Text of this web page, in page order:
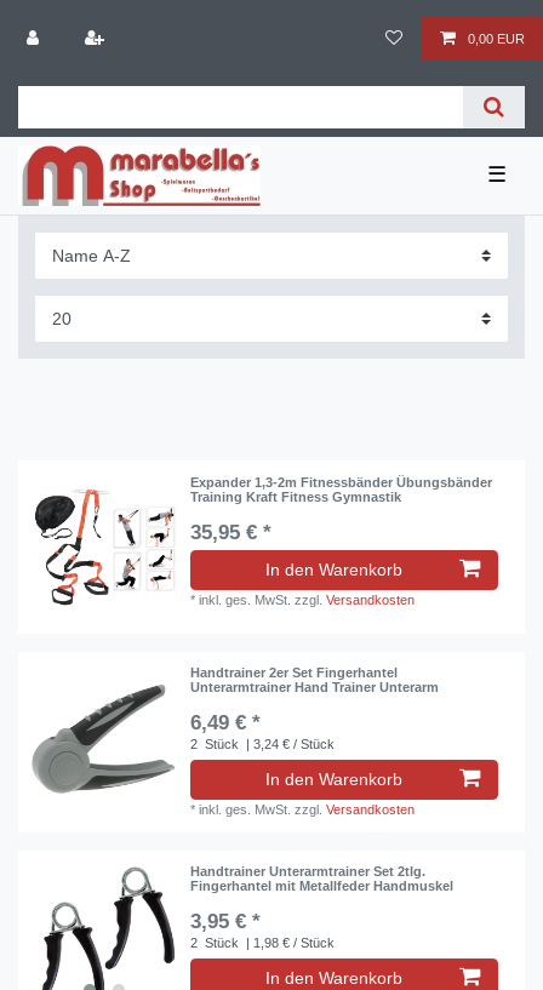
0,00 EUR
☰
Expander 1,3-2m Fitnessbänder Übungsbänder
Training Kraft Fitness Gymnastik
35,95 € *
In den Warenkorb
*inkl. ges. MwSt. zzgl.Versandkosten
Handtrainer 2er Set Fingerhantel
Unterarmtrainer Hand Trainer Unterarm
6,49 € *
2 Stück | 3,24 € / Stück
In den Warenkorb
*inkl. ges. MwSt. zzgl.Versandkosten
Handtrainer Unterarmtrainer Set 2tlg.
Fingerhantel mit Metallfeder Handmuskel
3,95 € *
2 Stück | 1,98 € / Stück
In den Warenkorb